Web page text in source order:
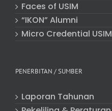
Faces of USIM
“IKON” Alumni
Micro Credential USIM
PENERBITAN / SUMBER
Laporan Tahunan